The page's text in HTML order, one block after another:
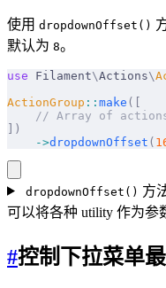
使用 dropdownOffset()
默认为 8。
use Filament\Actions\
ActionGroup :: make ([
// Array of
])
    ->
dropdownOffset (
dropdownOffset() 方
可以将各种 utility 作为参
#控制下拉菜单